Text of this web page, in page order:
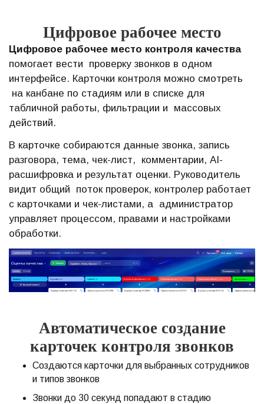
Цифровое рабочее место
Цифровое рабочее место контроля качества
помогает вести проверку звонков в одном
интерфейсе. Карточки контроля можно смотреть
на канбане по стадиям или в списке для
табличной работы, фильтрации и массовых
действий.
В карточке собираются данные звонка, запись
разговора, тема, чек-лист, комментарии, AI-
расшифровка и результат оценки. Руководитель
видит общий поток проверок, контролер работает
с карточками и чек-листами, а администратор
управляет процессом, правами и настройками
обработки.
Автоматическое создание
карточек контроля звонков
Создаются карточки для выбранных сотрудников
и типов звонков
Звонки до 30 секунд попадают в стадию